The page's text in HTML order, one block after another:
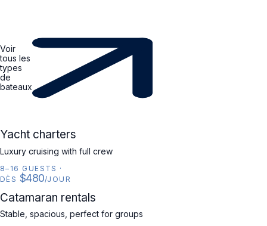
Voir
tous les
types
de
bateaux
YACHT
Yacht charters
Luxury cruising with full crew
8–16 GUESTS ·
DÈS $480/JOUR
CATAMARAN
Catamaran rentals
Stable, spacious, perfect for groups